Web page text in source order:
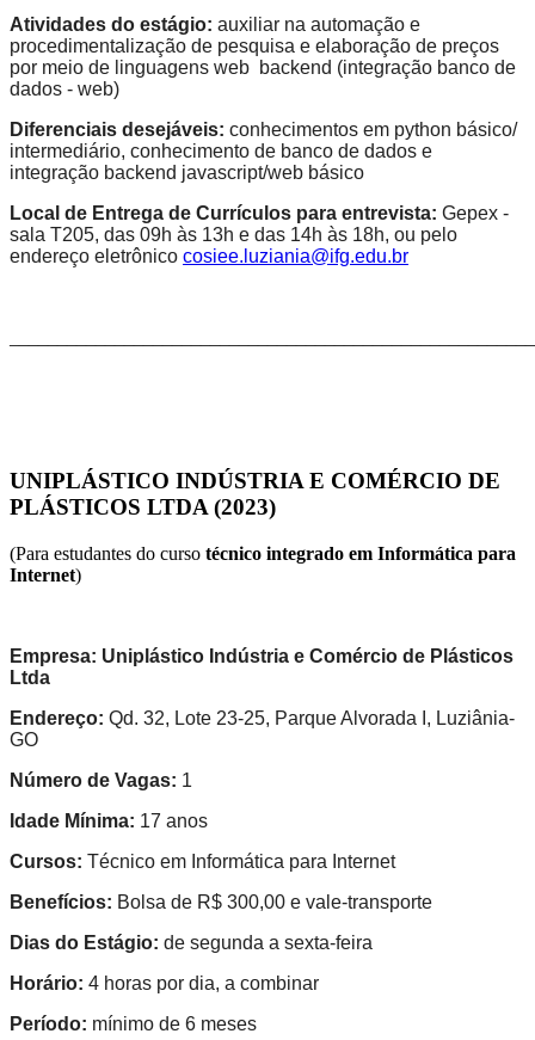
Atividades do estágio: auxiliar na automação e
procedimentalização de pesquisa e elaboração de preços
por meio de linguagens web backend (integração banco de
dados - web)
Diferenciais desejáveis: conhecimentos em python básico/
intermediário, conhecimento de banco de dados e
integração backend javascript/web básico
Local de Entrega de Currículos para entrevista: Gepex -
sala T205, das 09h às 13h e das 14h às 18h, ou pelo
endereço eletrônico cosiee.luziania@ifg.edu.br
UNIPLÁSTICO INDÚSTRIA E COMÉRCIO DE
PLÁSTICOS LTDA (2023)
(Para estudantes do curso técnico integrado em Informática para
Internet)
Empresa: Uniplástico Indústria e Comércio de Plásticos
Ltda
Endereço: Qd. 32, Lote 23-25, Parque Alvorada I, Luziânia-
GO
Número de Vagas: 1
Idade Mínima: 17 anos
Cursos: Técnico em Informática para Internet
Benefícios: Bolsa de R$ 300,00 e vale-transporte
Dias do Estágio: de segunda a sexta-feira
Horário: 4 horas por dia, a combinar
Período: mínimo de 6 meses